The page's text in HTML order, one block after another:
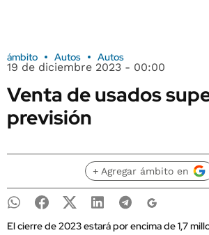
ámbito Autos Autos
19 de diciembre 2023 - 00:00
Venta de usados
previsión
+ Agregar ámbito en
El cierre de 2023 estará por encima de 1,7